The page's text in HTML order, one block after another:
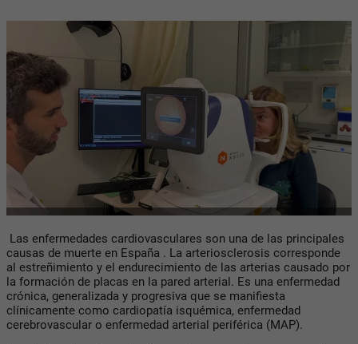
Las enfermedades cardiovasculares son una de las principales
causas de muerte en España . La arteriosclerosis corresponde
al estreñimiento y el endurecimiento de las arterias causado por
la formación de placas en la pared arterial. Es una enfermedad
crónica, generalizada y progresiva que se manifiesta
clínicamente como cardiopatía isquémica, enfermedad
cerebrovascular o enfermedad arterial periférica (MAP).